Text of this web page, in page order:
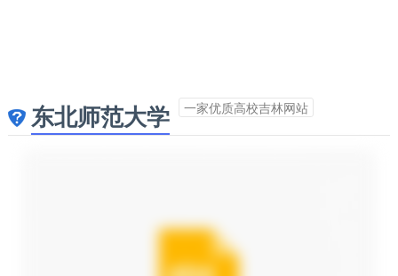
东北师范大学 一家优质高校吉林网站